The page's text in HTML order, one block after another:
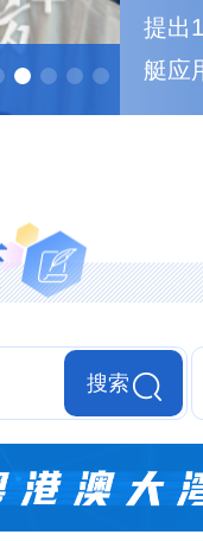
闯
提出
艇应
搜索